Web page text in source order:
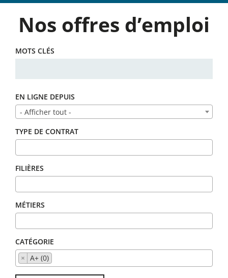
Nos offres d’emploi
MOTS CLÉS
EN LIGNE DEPUIS
- Afficher tout -
TYPE DE CONTRAT
FILIÈRES
MÉTIERS
CATÉGORIE
× A+ (0)